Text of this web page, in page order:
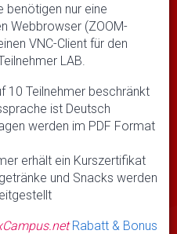
benötigen nur eine
Webbrowser (ZOOM-
VNC-Client für den
LAB.
10 Teilnehmer beschränkt
ist Deutsch
werden im PDF Format
erhält ein Kurszertifikat
und Snacks werden
Rabatt & Bonus